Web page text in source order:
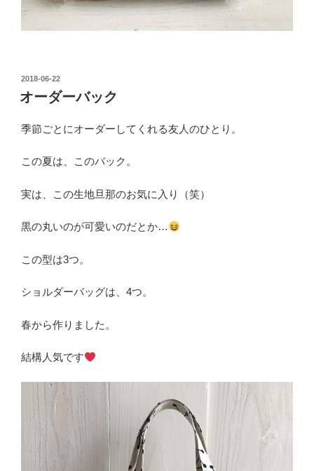
投
稿
日:
2018-06-22
オーダーバック
季節ごとにオーダーしてくれる友人のひとり。
この夏は、このバック。
実は、この生地旦那のお気に入り（笑）
黒の丸いのが可愛いのだとか…
この型は3つ。
ショルダーバッグは、4つ。
春から作りました。
結構人気です